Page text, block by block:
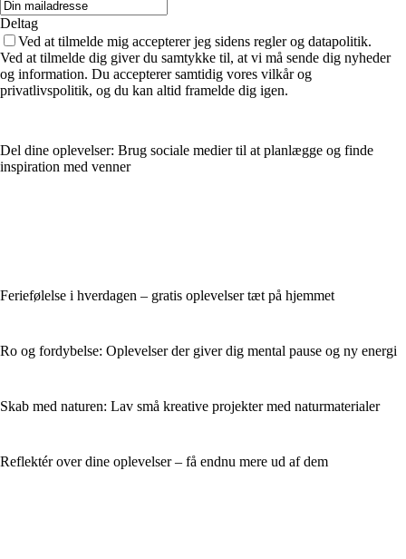
Deltag
Ved at tilmelde mig accepterer jeg sidens regler og datapolitik.
Ved at tilmelde dig giver du samtykke til, at vi må sende dig nyheder
og information. Du accepterer samtidig vores vilkår og
privatlivspolitik, og du kan altid framelde dig igen.
Del dine oplevelser: Brug sociale medier til at planlægge og finde
inspiration med venner
Feriefølelse i hverdagen – gratis oplevelser tæt på hjemmet
Ro og fordybelse: Oplevelser der giver dig mental pause og ny energi
Skab med naturen: Lav små kreative projekter med naturmaterialer
Reflektér over dine oplevelser – få endnu mere ud af dem